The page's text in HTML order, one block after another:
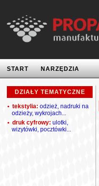
START NARZĘDZIA
DZIAŁY TEMATYCZNE
• tekstylia: odzież, nadruki na
odzieży, wykrojach...
• druk cyfrowy: ulotki,
wizytówki, pocztówki...